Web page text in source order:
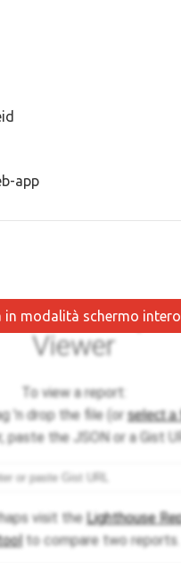
app
in modalità schermo intero